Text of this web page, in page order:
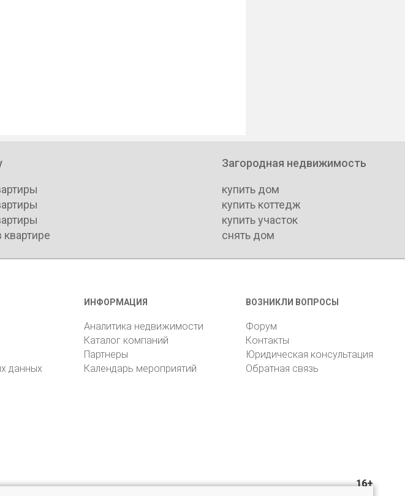
квартире
Загородная недвижимость
купить дом
купить коттедж
купить участок
снять дом
данных
ИНФОРМАЦИЯ
Аналитика недвижимости
Каталог компаний
Партнеры
Календарь мероприятий
ВОЗНИКЛИ ВОПРОСЫ
Форум
Контакты
Юридическая консультация
Обратная связь
16+